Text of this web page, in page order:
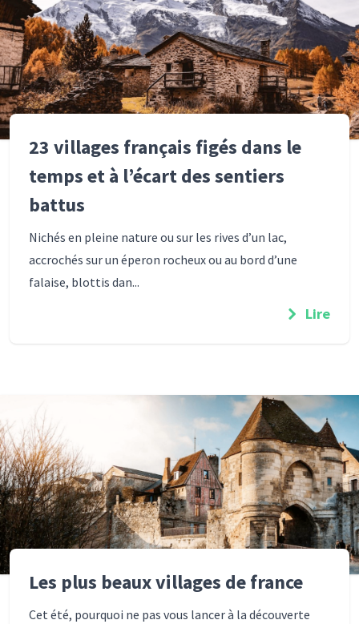
23 villages français figés dans le
temps et à l’écart des sentiers
battus
Nichés en pleine nature ou sur les rives d’un lac,
accrochés sur un éperon rocheux ou au bord d’une
falaise, blottis dan...
Lire
Les plus beaux villages de france
Cet été, pourquoi ne pas vous lancer à la découverte